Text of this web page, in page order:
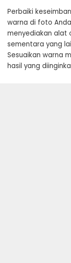
Perbaiki
warna di foto
menyediakan alat
sementara yang
Sesuaikan warna
hasil yang